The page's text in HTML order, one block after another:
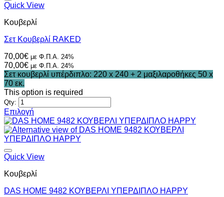
Quick View
Κουβερλί
Σετ Κουβερλί RAKED
70,00€ με Φ.Π.Α. 24%
70,00€ με Φ.Π.Α. 24%
Σετ κουβερλί υπέρδιπλο: 220 x 240 + 2 μαξιλαροθήκες 50 x
70 εκ.
This option is required
Qty:
Επιλογή
Αυτό
το
προϊόν
έχει
πολλαπλές
Οι
μπορούν
Quick View
Κουβερλί
DAS HOME 9482 ΚΟΥΒΕΡΛΙ ΥΠΕΡΔΙΠΛΟ HAPPY